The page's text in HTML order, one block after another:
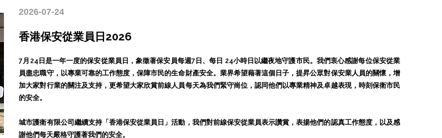
2026-07-24
香港保安從業員日2026
7月24日是一年一度的保安從業員日，象徵著保安員每週7日、每日 24小時日以繼夜地守護市民。我們衷心感謝每位保安從業
員盡忠職守，以專業可靠的工作態度，保障市民的生命財產安全。業界希望藉著這個日子，提昇公眾對保安業人員的關懷，增
加大家對行業的關注及支持，更希望大家欣賞前線人員每天為我們緊守崗位，認同他們以專業精神及卓越表現，時刻保衛市民
的安全。
城市護衛有限公司繼續支持「香港保安從業員日」活動，我們對前線保安從業員表示讚賞，表揚他們的認真工作態度，以及感
謝他們每天嚴格守護著我們的安全。